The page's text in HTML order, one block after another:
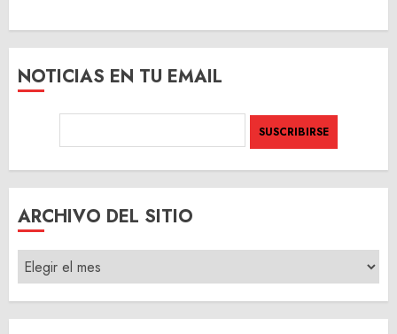
NOTICIAS EN TU EMAIL
ARCHIVO DEL SITIO
ARCHIVO
DEL
SITIO